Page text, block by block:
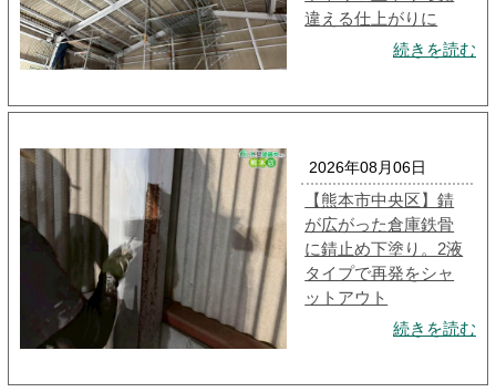
違える仕上がりに
続きを読む
2026年08月06日
【熊本市中央区】錆
が広がった倉庫鉄骨
に錆止め下塗り。2液
タイプで再発をシャ
ットアウト
続きを読む